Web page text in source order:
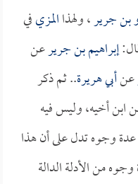
بن جرير، ولهذاالمزيفي
إبراهيم بن جريرعن
عنأبي هريرة.. ثم ذكر
ابن أخيه، وليس فيه
عدة وجوه تدل على أن هذا
من الأدلة الدالة